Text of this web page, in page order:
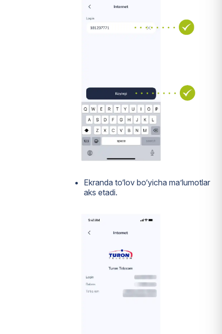
Ekranda to‘lov bo‘yicha ma’lumotlar
aks etadi.